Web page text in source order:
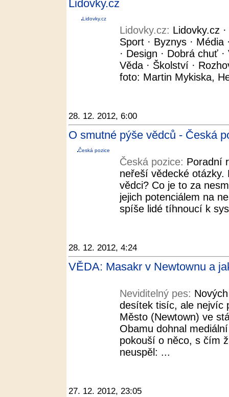
Lidovky.cz
Lidovky.cz
Lidovky.cz: Lidovky.cz
Sport · Byznys ·
· Design · Dobrá chuť
Věda · Školství ·
foto: Martin Mykiska,
28. 12. 2012, 6:00
O smutné pýše vědců - Česká
Česká pozice
Česká pozice: Poradní
neřeší vědecké
vědci? Co je to za
jejich potenciálem na
spíše lidé tíhnoucí k
28. 12. 2012, 4:24
VĚDA: Masakr v Newtownu a
Neviditelný pes:
desítek tisíc, ale nejvíc
Město (Newtown) ve
Obamu dohnal
pokouší o něco, s čím
neuspěl: ...
27. 12. 2012, 23:05